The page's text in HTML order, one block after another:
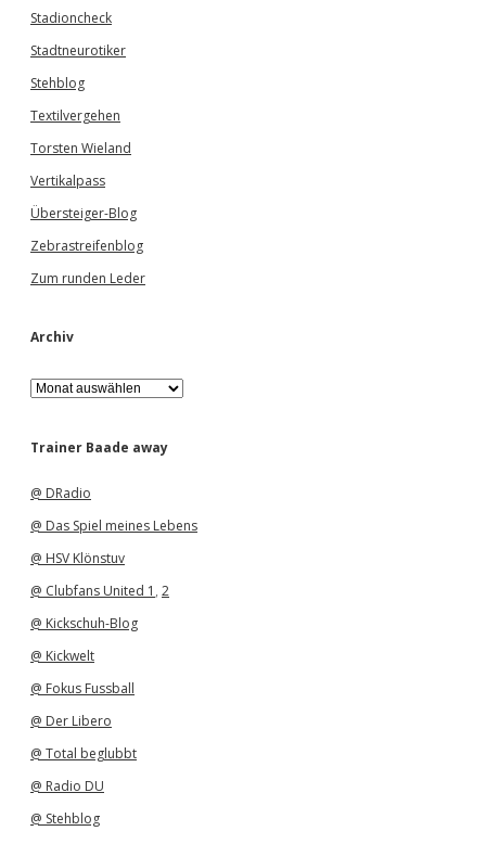
Stadioncheck
Stadtneurotiker
Stehblog
Textilvergehen
Torsten Wieland
Vertikalpass
Übersteiger-Blog
Zebrastreifenblog
Zum runden Leder
Archiv
A
r
h
Trainer Baade away
@ DRadio
@ Das Spiel meines Lebens
@ HSV Klönstuv
@ Clubfans United 1 , 2
@ Kickschuh-Blog
@ Kickwelt
@ Fokus Fussball
@ Der Libero
@ Total beglubbt
@ Radio DU
@ Stehblog